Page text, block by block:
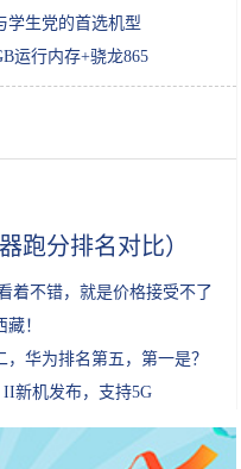
学生党的首选机型
运行内存+骁龙865
跑分排名对比）
着不错，就是价格接受不了
！
华为排名第五，第一是？
II新机发布，支持5G